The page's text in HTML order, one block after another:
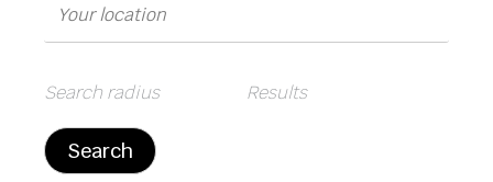
Search radius Results